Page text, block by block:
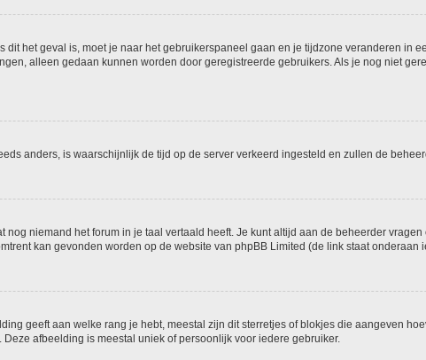
het geval is, moet je naar het gebruikerspaneel gaan en je tijdzone veranderen in
alleen gedaan kunnen worden door geregistreerde gebruikers. Als je nog niet
anders, is waarschijnlijk de tijd op de server verkeerd ingesteld en zullen de
niemand het forum in je taal vertaald heeft. Je kunt altijd aan de beheerder
kan gevonden worden op de website van phpBB Limited (de link staat onderaan
geeft aan welke rang je hebt, meestal zijn dit sterretjes of blokjes die aangeven
afbeelding is meestal uniek of persoonlijk voor iedere gebruiker.